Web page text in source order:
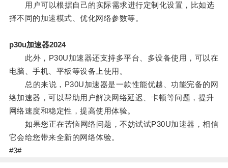
用户可以根据自己的实际需求进行定制化设置，比如选
择不同的加速模式、优化网络参数等。
p30u加速器2024
此外，P30U加速器还支持多平台、多设备使用，可以在
电脑、手机、平板等设备上使用。
总的来说，P30U加速器是一款性能优越、功能完备的网
络加速器，可以帮助用户解决网络延迟、卡顿等问题，提升
网络速度和稳定性，提高使用体验。
如果您正在苦恼网络问题，不妨试试P30U加速器，相信
它会给您带来全新的网络体验。
#3#